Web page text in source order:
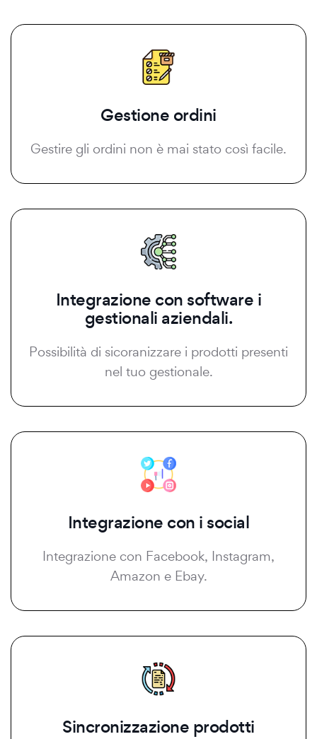
Gestione ordini
Gestire gli ordini non è mai stato così facile.
Integrazione con software i
gestionali aziendali.
Possibilità di sicoranizzare i prodotti presenti
nel tuo gestionale.
Integrazione con i social
Integrazione con Facebook, Instagram,
Amazon e Ebay.
Sincronizzazione prodotti